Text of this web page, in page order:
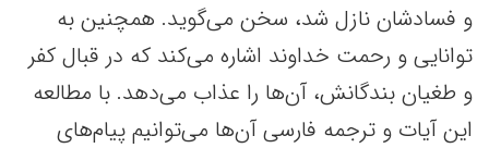
و فسادشان نازل شد، سخن می‌گوید. همچنین به
توانایی و رحمت خداوند اشاره می‌کند که در قبال کفر
و طغیان بندگانش، آن‌ها را عذاب می‌دهد. با مطالعه
این آیات و ترجمه فارسی آن‌ها می‌توانیم پیام‌های